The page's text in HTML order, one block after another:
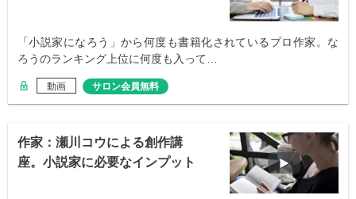
「小説家になろう」から何度も書籍化されているプロ作家。な
ろうのランキング上位に何度も入って…
動画 サロン会員無料
作家：瀬川コウによる創作講
座。小説家に必要なインプット